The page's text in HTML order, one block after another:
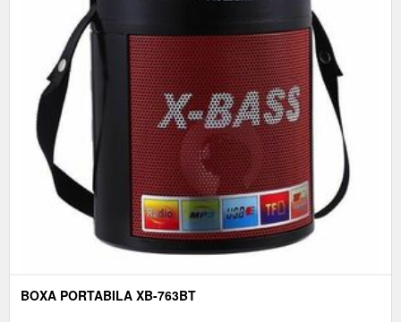
BOXA PORTABILA XB-763BT